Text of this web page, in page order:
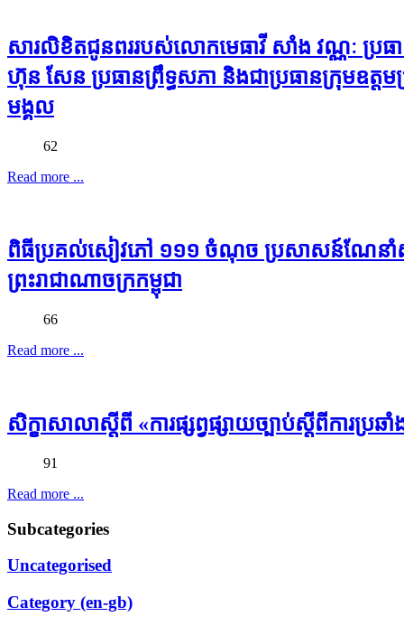
សារលិខិតជូនពររបស់លោកមេធាវី សាំង វណ្ណៈ ប្រធា
ហ៊ុន សែន ប្រធានព្រឹទ្ធសភា និងជាប្រធានក្រុមឧត្តម
មង្គល
62
Read more ...
ពិធីប្រគល់សៀវភៅ ១១១ ចំណុច ប្រសាសន៍ណែនាំសម្
ព្រះរាជាណាចក្រកម្ពុជា
66
Read more ...
សិក្ខាសាលាស្ដីពី «ការផ្សព្វផ្សាយច្បាប់ស្តីពីការប្រឆ
91
Read more ...
Subcategories
Uncategorised
Category (en-gb)